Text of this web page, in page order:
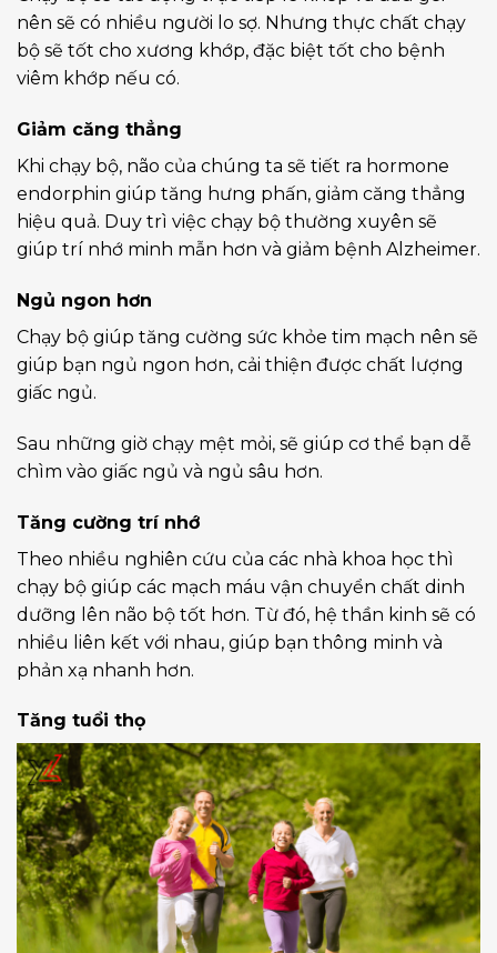
nên sẽ có nhiều người lo sợ. Nhưng thực chất chạy
bộ sẽ tốt cho xương khớp, đặc biệt tốt cho bệnh
viêm khớp nếu có.
Giảm căng thẳng
Khi chạy bộ, não của chúng ta sẽ tiết ra hormone
endorphin giúp tăng hưng phấn, giảm căng thẳng
hiệu quả. Duy trì việc chạy bộ thường xuyên sẽ
giúp trí nhớ minh mẫn hơn và giảm bệnh Alzheimer.
Ngủ ngon hơn
Chạy bộ giúp tăng cường sức khỏe tim mạch nên sẽ
giúp bạn ngủ ngon hơn, cải thiện được chất lượng
giấc ngủ.
Sau những giờ chạy mệt mỏi, sẽ giúp cơ thể bạn dễ
chìm vào giấc ngủ và ngủ sâu hơn.
Tăng cường trí nhớ
Theo nhiều nghiên cứu của các nhà khoa học thì
chạy bộ giúp các mạch máu vận chuyển chất dinh
dưỡng lên não bộ tốt hơn. Từ đó, hệ thần kinh sẽ có
nhiều liên kết với nhau, giúp bạn thông minh và
phản xạ nhanh hơn.
Tăng tuổi thọ